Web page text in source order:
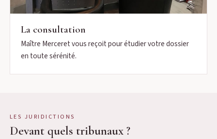
La consultation
Maître Merceret vous reçoit pour étudier votre dossier
en toute sérénité.
LES JURIDICTIONS
Devant quels tribunaux ?